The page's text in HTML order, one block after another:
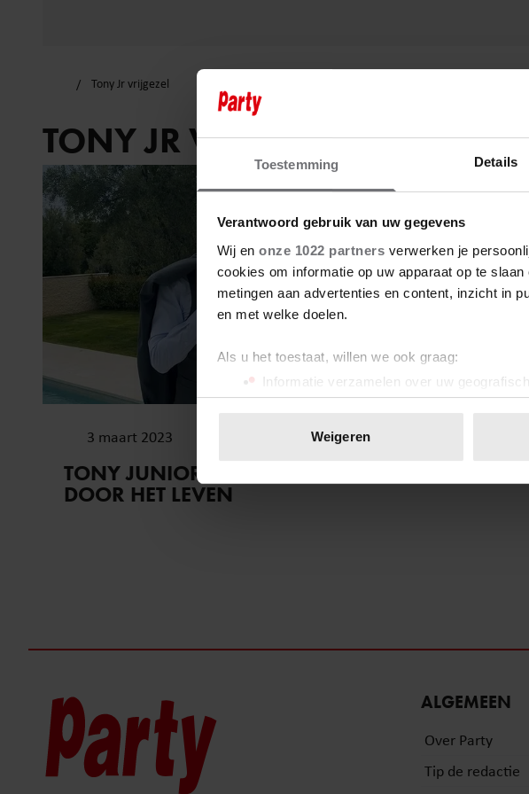
Toestemming Details
Verantwoord gebruik van uw gegevens
Wij en onze 1022 partners verwerken je
cookies om informatie op uw apparaat op te
metingen aan advertenties en content, inzicht in
en met welke doelen.
Als u het toestaat, willen we ook graag:
Informatie verzamelen over uw
Uw apparaat identificeren door het actief
toestemming op elk moment wijzigen of intrekken
We gebruiken cookies om content en
Weigeren
Tony Jr vrijgezel
TONY JR VRIJGEZEL
3 maart 2023
TONY JUNIOR WEER SINGLE
DOOR HET LEVEN
ALGEMEEN
Over Party
Tip de redactie